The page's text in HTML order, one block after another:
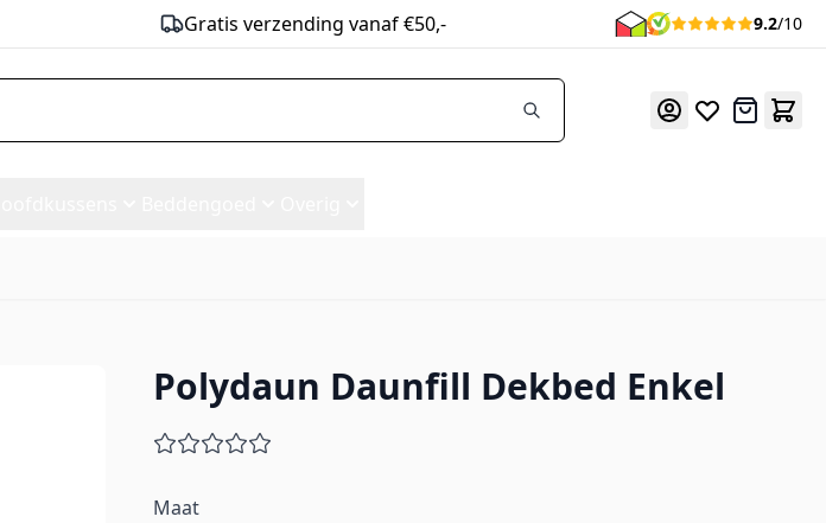
Gratis verzending vanaf €50,- 9.2/10
Offerte
Polydaun Daunfill Dekbed Enkel
Maat